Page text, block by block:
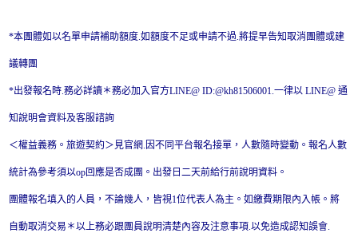
*本團體如以名單申請補助額度.如額度不足或申請不過.將提早告知取消團體或建
議轉團
*出發報名時.務必詳讀＊務必加入官方LINE@ ID:@kh81506001.一律以 LINE@ 通
知說明會資料及客服諮詢
＜權益義務。旅遊契約＞見官網.因不同平台報名接單，人數隨時變動。報名人數
統計為參考須以op回應是否成團。出發日二天前給行前說明資料。
團體報名填入的人員，不論幾人，皆視1位代表人為主。如繳費期限內入帳。將
自動取消交易＊以上務必跟團員說明清楚內容及注意事項.以免造成認知誤會.